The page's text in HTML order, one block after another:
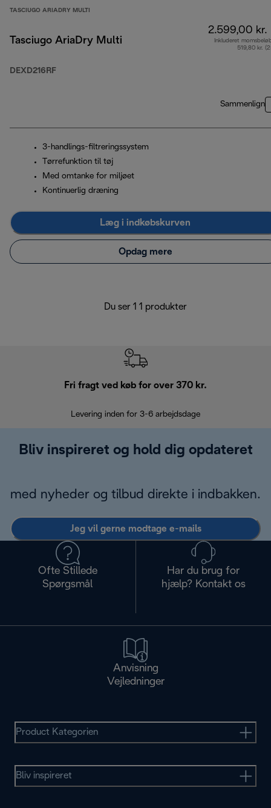
TASCIUGO ARIADRY MULTI
Tasciugo AriaDry Multi
DEXD216RF
2.599,00 kr.
Inkluderet
519,80 kr.
Sammenlign
3-handlings-filtreringssystem
Tørrefunktion til tøj
Med omtanke for miljøet
Kontinuerlig dræning
Læg i indkøbskurven
Opdag mere
Du ser 1 1 produkter
Fri fragt ved køb for over 370 kr.
Levering inden for 3-6 arbejdsdage
Bliv inspireret og hold dig opdateret
med nyheder og tilbud direkte i indbakken.
Jeg vil gerne modtage e-mails
Ofte Stillede
Spørgsmål
Har du brug for
hjælp? Kontakt os
Anvisning
Vejledninger
Product Kategorien
Bliv inspireret